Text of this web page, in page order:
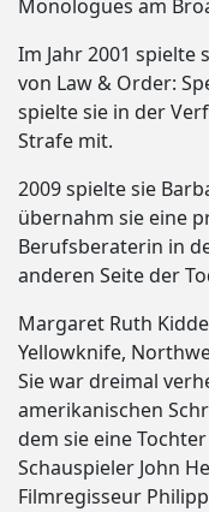
Monologues am
Im Jahr 2001 spielte
von Law & Order:
spielte sie in der
Strafe mit.
2009 spielte sie
übernahm sie eine
Berufsberaterin in
anderen Seite der
Margaret Ruth
Yellowknife,
Sie war dreimal
amerikanischen
dem sie eine
Schauspieler John
Filmregisseur